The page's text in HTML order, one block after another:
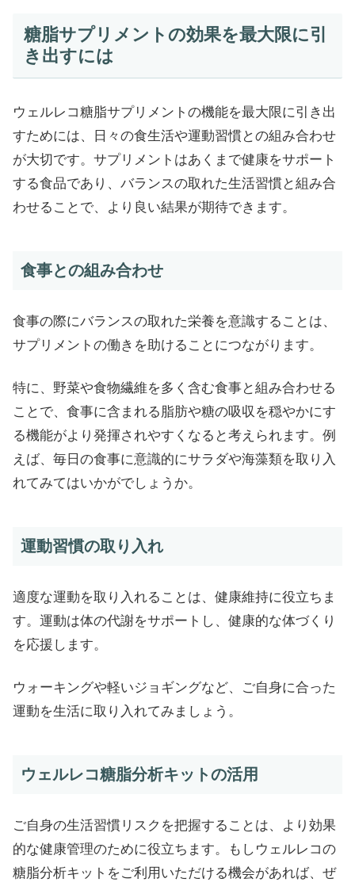
糖脂サプリメントの効果を最大限に引
き出すには
ウェルレコ糖脂サプリメントの機能を最大限に引き出
すためには、日々の食生活や運動習慣との組み合わせ
が大切です。サプリメントはあくまで健康をサポート
する食品であり、バランスの取れた生活習慣と組み合
わせることで、より良い結果が期待できます。
食事との組み合わせ
食事の際にバランスの取れた栄養を意識することは、
サプリメントの働きを助けることにつながります。
特に、野菜や食物繊維を多く含む食事と組み合わせる
ことで、食事に含まれる脂肪や糖の吸収を穏やかにす
る機能がより発揮されやすくなると考えられます。例
えば、毎日の食事に意識的にサラダや海藻類を取り入
れてみてはいかがでしょうか。
運動習慣の取り入れ
適度な運動を取り入れることは、健康維持に役立ちま
す。運動は体の代謝をサポートし、健康的な体づくり
を応援します。
ウォーキングや軽いジョギングなど、ご自身に合った
運動を生活に取り入れてみましょう。
ウェルレコ糖脂分析キットの活用
ご自身の生活習慣リスクを把握することは、より効果
的な健康管理のために役立ちます。もしウェルレコの
糖脂分析キットをご利用いただける機会があれば、ぜ